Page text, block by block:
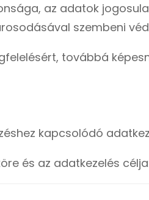
az adatok
szembeni
továbbá
kapcsolódó
és az adatkezelés